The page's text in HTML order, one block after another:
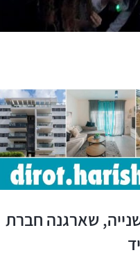
שארגנה חברת